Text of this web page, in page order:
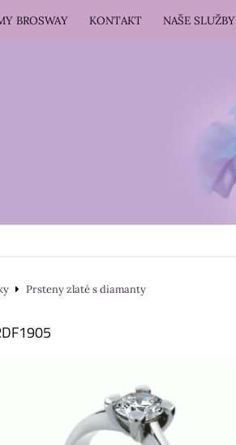
BROSWAY KONTAKT NAŠE SLUŽBY
Prsteny zlaté s diamanty